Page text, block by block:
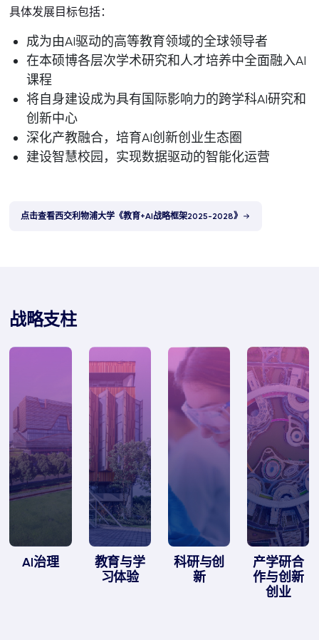
具体发展目标包括：
成为由AI驱动的高等教育领域的全球领导者
在本硕博各层次学术研究和人才培养中全面融入AI
课程
将自身建设成为具有国际影响力的跨学科AI研究和
创新中心
深化产教融合，培育AI创新创业生态圈
建设智慧校园，实现数据驱动的智能化运营
点击查看西交利物浦大学《教育+AI战略框架2025-2028》
战略支柱
AI治理
教育与学
习体验
科研与创
新
产学研合
作与创新
创业